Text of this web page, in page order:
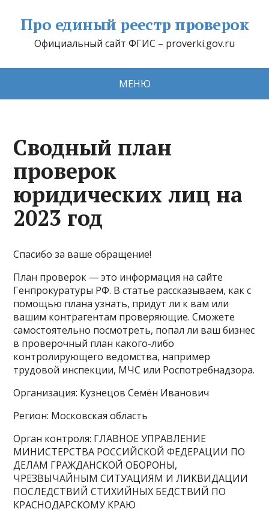
Про единый реестр проверок
Официальный сайт ФГИС – proverki.gov.ru
МЕНЮ
Сводный план
проверок
юридических лиц на
2023 год
Спасибо за ваше обращение!
План проверок — это информация на сайте
Генпрокуратуры РФ. В статье рассказываем, как с
помощью плана узнать, придут ли к вам или
вашим контрагентам проверяющие. Сможете
самостоятельно посмотреть, попал ли ваш бизнес
в проверочный план какого-либо
контролирующего ведомства, например
трудовой инспекции, МЧС или Роспотребнадзора.
Организация: Кузнецов Семён Иванович
Регион: Московская область
Орган контроля: ГЛАВНОЕ УПРАВЛЕНИЕ
МИНИСТЕРСТВА РОССИЙСКОЙ ФЕДЕРАЦИИ ПО
ДЕЛАМ ГРАЖДАНСКОЙ ОБОРОНЫ,
ЧРЕЗВЫЧАЙНЫМ СИТУАЦИЯМ И ЛИКВИДАЦИИ
ПОСЛЕДСТВИЙ СТИХИЙНЫХ БЕДСТВИЙ ПО
КРАСНОДАРСКОМУ КРАЮ